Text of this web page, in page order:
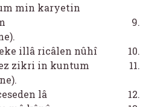
min karyetin
illâ ricâlen nûhî
zikri in kuntum
lâ